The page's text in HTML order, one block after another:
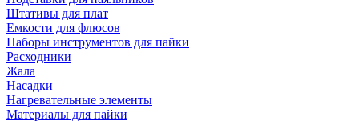
Штативы для плат
Емкости для флюсов
Наборы инструментов для пайки
Расходники
Жала
Насадки
Нагревательные элементы
Материалы для пайки